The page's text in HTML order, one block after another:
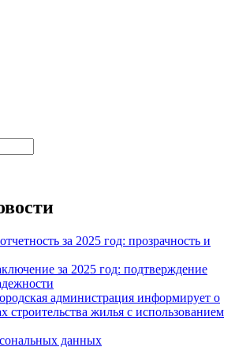
за 2025 год: прозрачность и
за 2025 год: подтверждение
администрация информирует о
строительства жилья с использованием
данных